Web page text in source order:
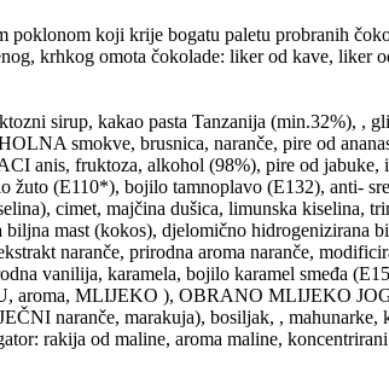
poklonom koji krije bogatu paletu probranih
krhkog omota čokolade: liker od kave,
sirup, kakao pasta Tanzanija (min.32%), ,
smokve, brusnica, naranče, pire od
anis, fruktoza, alkohol (98%), pire od
(E110*), bojilo tamnoplavo (E132), anti-
cimet, majčina dušica, limunska kiselina,
mast (kokos), djelomično hidrogenizirana
naranče, prirodna aroma naranče,
vanilija, karamela, bojilo karamel smeđa
MLIJEKO ), OBRANO MLIJEKO
naranče, marakuja), bosiljak, ,
rakija od maline, aroma maline,